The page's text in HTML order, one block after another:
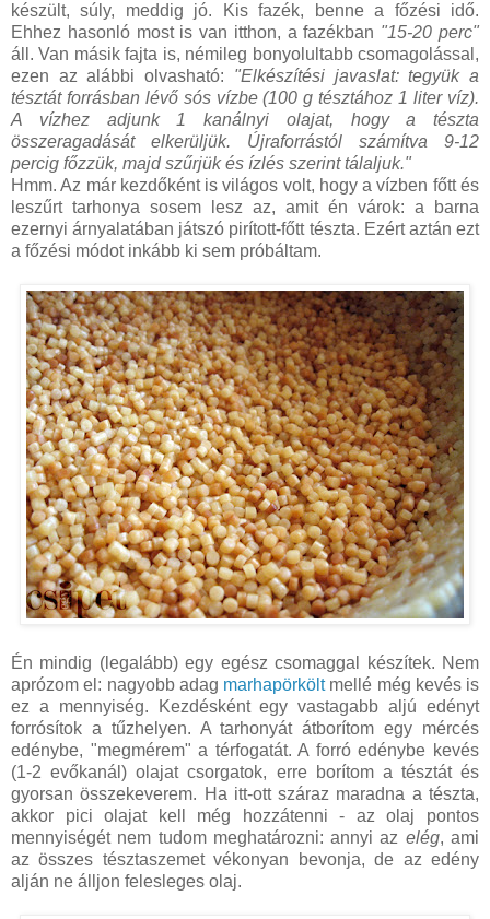
készült, súly, meddig jó. Kis fazék, benne a főzési idő.
Ehhez hasonló most is van itthon, a fazékban "15-20 perc"
áll. Van másik fajta is, némileg bonyolultabb csomagolással,
ezen az alábbi olvasható: "Elkészítési javaslat: tegyük a
tésztát forrásban lévő sós vízbe (100 g tésztához 1 liter víz).
A vízhez adjunk 1 kanálnyi olajat, hogy a tészta
összeragadását elkerüljük. Újraforrástól számítva 9-12
percig főzzük, majd szűrjük és ízlés szerint tálaljuk."
Hmm. Az már kezdőként is világos volt, hogy a vízben főtt és
leszűrt tarhonya sosem lesz az, amit én várok: a barna
ezernyi árnyalatában játszó pirított-főtt tészta. Ezért aztán ezt
a főzési módot inkább ki sem próbáltam.
Én mindig (legalább) egy egész csomaggal készítek. Nem
aprózom el: nagyobb adag marhapörköltmellé még kevés is
ez a mennyiség. Kezdésként egy vastagabb aljú edényt
forrósítok a tűzhelyen. A tarhonyát átborítom egy mércés
edénybe, "megmérem" a térfogatát. A forró edénybe kevés
(1-2 evőkanál) olajat csorgatok, erre borítom a tésztát és
gyorsan összekeverem. Ha itt-ott száraz maradna a tészta,
akkor pici olajat kell még hozzátenni - az olaj pontos
mennyiségét nem tudom meghatározni: annyi az elég, ami
az összes tésztaszemet vékonyan bevonja, de az edény
alján ne álljon felesleges olaj.